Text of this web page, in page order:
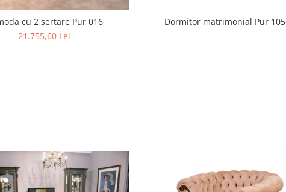
cu 2 sertare Pur 016
21.755,60 Lei
Dormitor matrimonial Pur 105